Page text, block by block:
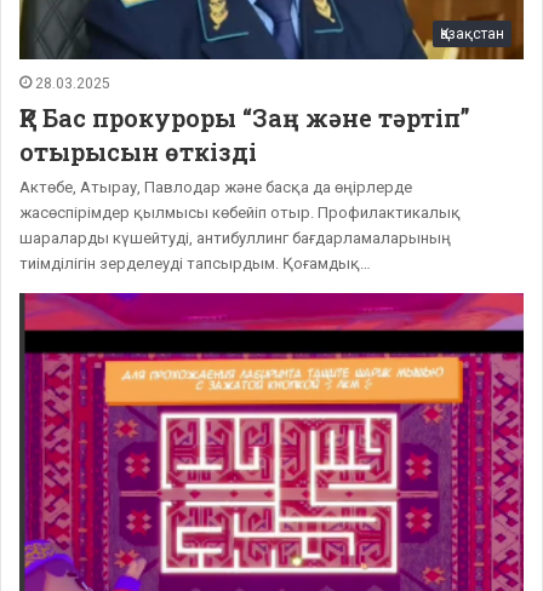
Қазақстан
28.03.2025
ҚР Бас прокуроры “Заң және тәртіп”
отырысын өткізді
Актөбе, Атырау, Павлодар және басқа да өңірлерде
жасөспірімдер қылмысы көбейіп отыр. Профилактикалық
шараларды күшейтуді, антибуллинг бағдарламаларының
тиімділігін зерделеуді тапсырдым. Қоғамдық…